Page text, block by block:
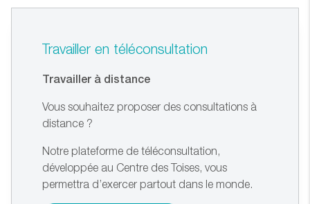
Travailler en téléconsultation
Travailler à distance
Vous souhaitez proposer des consultations à
distance ?
Notre plateforme de téléconsultation,
développée au Centre des Toises, vous
permettra d’exercer partout dans le monde.